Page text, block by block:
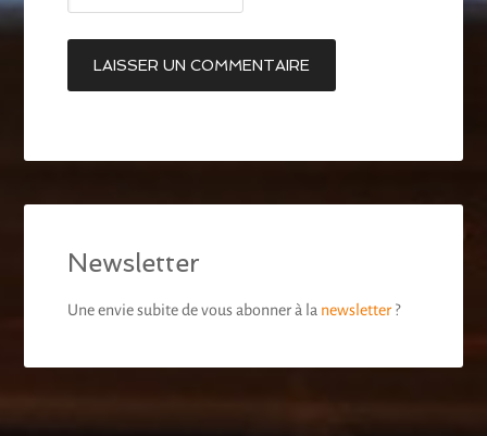
Newsletter
Une envie subite de vous abonner à la newsletter ?